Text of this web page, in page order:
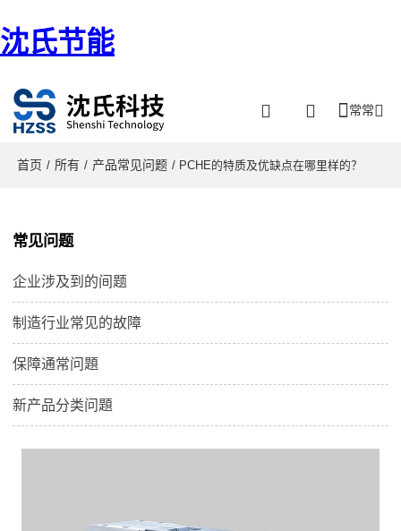
沈氏节能
常常
首页 / 所有 / 产品常见问题 / PCHE的特质及优缺点在哪里样的？
常见问题
企业涉及到的间题
制造行业常见的故障
保障通常问題
新产品分类问題